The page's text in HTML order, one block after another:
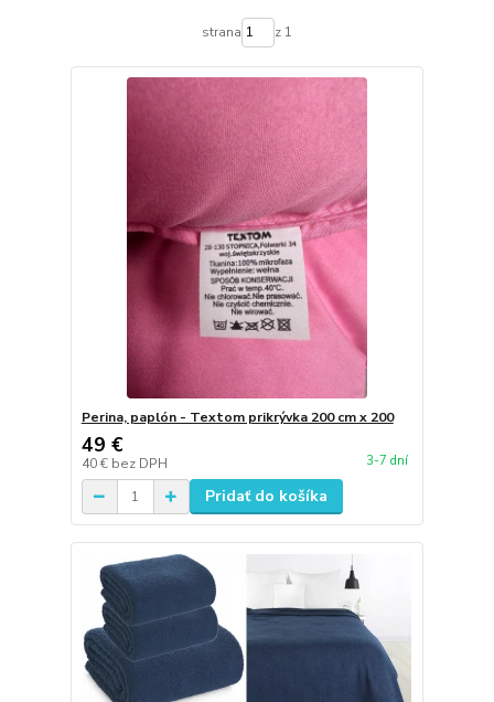
strana z 1
Perina, paplón - Textom prikrývka 200 cm x 200
49 €
40 € bez DPH 3-7 dní
Pridať do košíka